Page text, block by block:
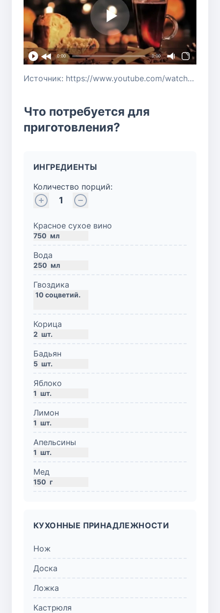
0:00 0:00
Источник: https://www.youtube.com/watch?v=HGxheKe8EEY
Что потребуется для
приготовления?
ИНГРЕДИЕНТЫ
Количество порций:
1
Красное сухое вино
750 мл
Вода
250 мл
Гвоздика
Корица
2 шт.
Бадьян
5 шт.
Яблоко
1 шт.
Лимон
1 шт.
Апельсины
1 шт.
Мед
150 г
КУХОННЫЕ ПРИНАДЛЕЖНОСТИ
Нож
Доска
Ложка
Кастрюля